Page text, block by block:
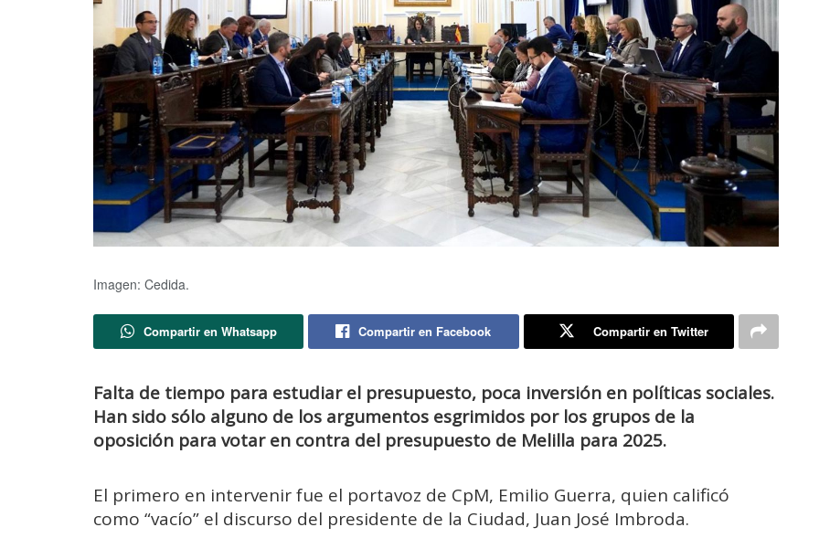
Imagen: Cedida.
Compartir en Whatsapp Compartir en Facebook Compartir en Twitter
Falta de tiempo para estudiar el presupuesto, poca inversión en políticas sociales.
Han sido sólo alguno de los argumentos esgrimidos por los grupos de la
oposición para votar en contra del presupuesto de Melilla para 2025.
El primero en intervenir fue el portavoz de CpM, Emilio Guerra, quien calificó
como “vacío” el discurso del presidente de la Ciudad, Juan José Imbroda.